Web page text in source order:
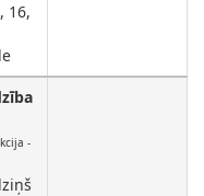
16,
-